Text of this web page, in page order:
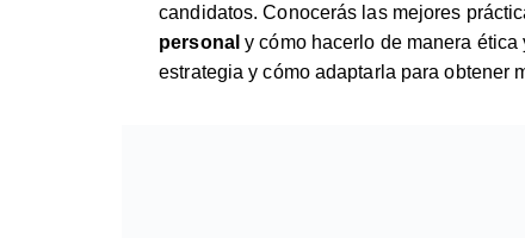
candidatos. Conocerás las mejores
personal y cómo hacerlo de manera
estrategia y cómo adaptarla para obtener